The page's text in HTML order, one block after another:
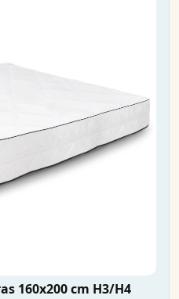
160x200 cm H3/H4